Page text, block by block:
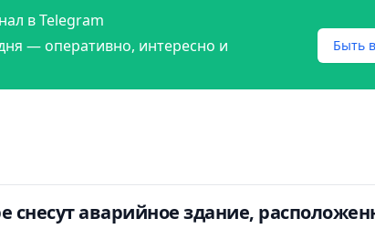
в Telegram
— оперативно, интересно и
Быть
снесут аварийное здание,